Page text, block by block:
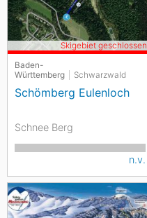
Baden-
Württemberg
Schwarzwald
Schömberg Eulenloch
Skigebiet geschlossen
Schnee Berg
n.v.